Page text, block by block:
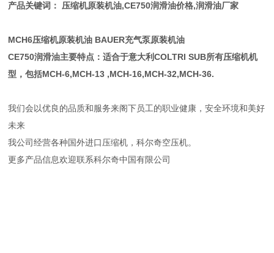
产品关键词： 压缩机原装机油,CE750润滑油价格,润滑油厂家
MCH6压缩机原装机油 BAUER充气泵原装机油
CE750润滑油主要特点：适合于意大利COLTRI SUB所有压缩机机
型，包括MCH-6,MCH-13 ,MCH-16,MCH-32,MCH-36.
我们会以优良的品质和服务来阁下员工的职业健康，安全环境和美好
未来
我公司经营各种国外进口压缩机，科尔奇空压机。
更多产品信息欢迎联系科尔奇中国有限公司